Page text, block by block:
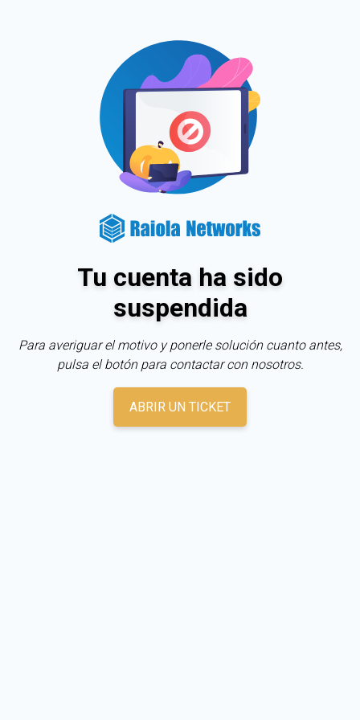
Tu cuenta ha sido
suspendida
Para averiguar el motivo y ponerle solución cuanto antes,
pulsa el botón para contactar con nosotros.
ABRIR UN TICKET